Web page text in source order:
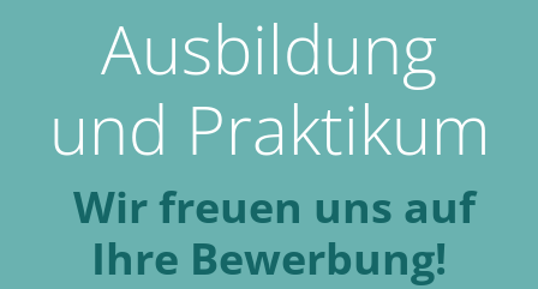
Ausbildung
und Praktikum
Wir freuen uns auf
Ihre Bewerbung!